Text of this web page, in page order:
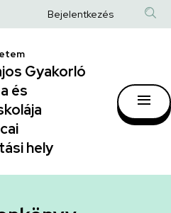
Anonim
fiók
Bejelentkezés
Gyakorló
és
hely